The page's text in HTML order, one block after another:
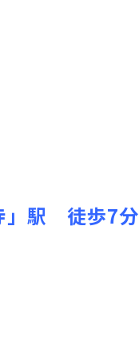
」駅 徒歩7分